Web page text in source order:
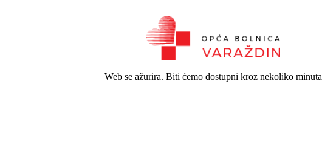
Web se ažurira. Biti ćemo dostupni kroz nekoliko minuta